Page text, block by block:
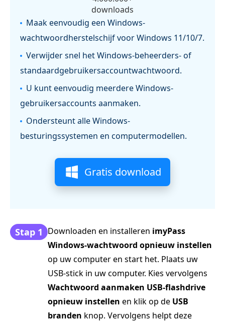
downloads
Maak eenvoudig een Windows-
wachtwoordherstelschijf voor Windows 11/10/7.
Verwijder snel het Windows-beheerders- of
standaardgebruikersaccountwachtwoord.
U kunt eenvoudig meerdere Windows-
gebruikersaccounts aanmaken.
Ondersteunt alle Windows-
besturingssystemen en computermodellen.
Gratis download
Stap 1 Downloaden en installeren imyPass
Windows-wachtwoord opnieuw instellen
op uw computer en start het. Plaats uw
USB-stick in uw computer. Kies vervolgens
Wachtwoord aanmaken USB-flashdrive
opnieuw instellen en klik op de USB
branden knop. Vervolgens helpt deze